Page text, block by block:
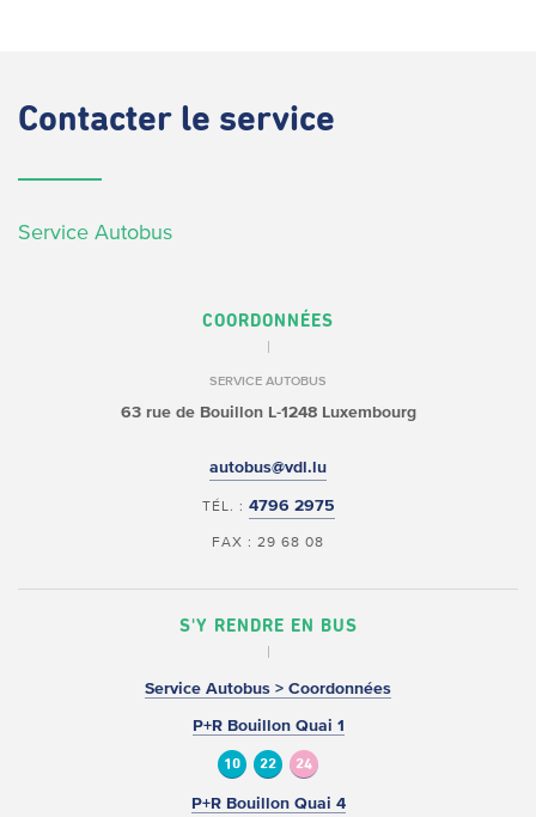
Contacter le service
Service Autobus
COORDONNÉES
SERVICE AUTOBUS
63 rue de BouillonL-1248 Luxembourg
autobus@vdl.lu
TÉL. : 4796 2975
FAX : 29 68 08
S'Y RENDRE EN BUS
Service Autobus > Coordonnées
P+R Bouillon Quai 1
10 22 24
P+R Bouillon Quai 4